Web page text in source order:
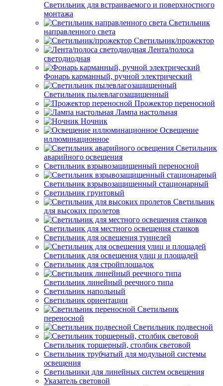
Светильник для встраиваемого и поверхностного
монтажа
Светильник
направленного света
Светильник/прожектор
Лента/полоса
светодиодная
Фонарь карманный, ручной электрический
Светильник пылевлагозащищенный
Прожектор переносной
Лампа настольная
Ночник
Освещение
иллюминационное
Светильник
аварийного освещения
Светильник взрывозащищенный переносной
Светильник взрывозащищенный стационарный
Светильник грунтовый
Светильник
для высоких пролетов
Светильник для местного освещения станков
Светильник для освещения туннелей
Светильник для освещения улиц и площадей
Светильник для стройплощадок
Светильник линейный реечного типа
Светильник напольный
Светильник ориентации
Светильник
переносной
Светильник подвесной
Светильник торшерный, столбик световой
Светильник трубчатый для модульной системы
освещения
Светильники для линейных систем освещения
Указатель световой